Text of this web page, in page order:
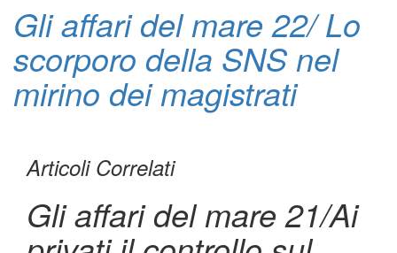
Gli affari del mare 22/ Lo
scorporo della SNS nel
mirino dei magistrati
Articoli Correlati
Gli affari del mare 21/Ai